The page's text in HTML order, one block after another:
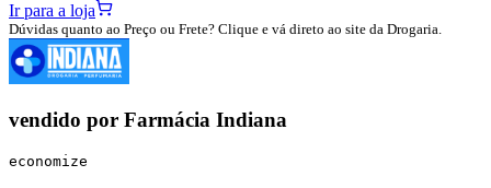
Ir para a loja
Dúvidas quanto ao Preço ou Frete? Clique e vá direto ao site da Drogaria.
vendido por Farmácia Indiana
economize